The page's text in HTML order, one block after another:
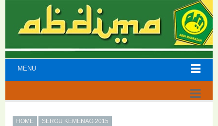
MENU
HOME SERGU KEMENAG 2015